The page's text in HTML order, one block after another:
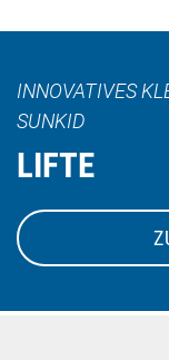
INNOVATIVES
SUNKID
LIFTE